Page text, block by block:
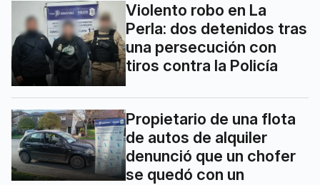
Violento robo en La
Perla: dos detenidos tras
una persecución con
tiros contra la Policía
Propietario de una flota
de autos de alquiler
denunció que un chofer
se quedó con un